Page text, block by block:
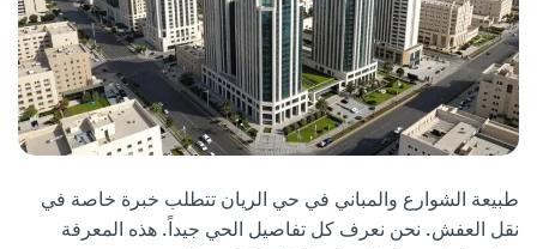
طبيعة الشوارع والمباني في حي الريان تتطلب خبرة خاصة في
نقل العفش. نحن نعرف كل تفاصيل الحي جيداً. هذه المعرفة